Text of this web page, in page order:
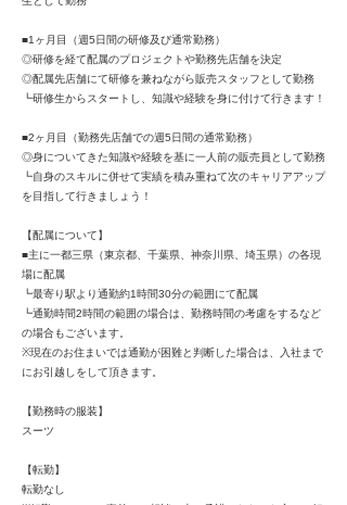
■1ヶ月目（週5日間の研修及び通常勤務）
◎研修を経て配属のプロジェクトや勤務先店舗を決定
◎配属先店舗にて研修を兼ねながら販売スタッフとして勤務
┗研修生からスタートし、知識や経験を身に付けて行きます！
■2ヶ月目（勤務先店舗での週5日間の通常勤務）
◎身についてきた知識や経験を基に一人前の販売員として勤務
┗自身のスキルに併せて実績を積み重ねて次のキャリアアップ
を目指して行きましょう！
【配属について】
■主に一都三県（東京都、千葉県、神奈川県、埼玉県）の各現
場に配属
┗最寄り駅より通勤約1時間30分の範囲にて配属
┗通勤時間2時間の範囲の場合は、勤務時間の考慮をするなど
の場合もございます。
※現在のお住まいでは通勤が困難と判断した場合は、入社まで
にお引越しをして頂きます。
【勤務時の服装】
スーツ
【転勤】
転勤なし